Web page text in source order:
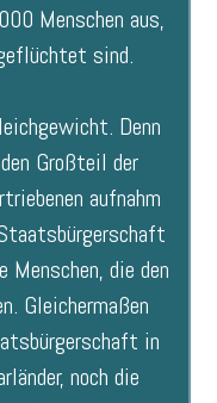
Menschen aus,
sind.
Denn
Großteil der
aufnahm
die den
Gleichermaßen
in
noch die